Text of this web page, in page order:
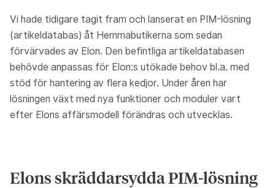
Vi hade tidigare tagit fram och lanserat en PIM-lösning
(artikeldatabas) åt Hemmabutikerna som sedan
förvärvades av Elon. Den befintliga artikeldatabasen
behövde anpassas för Elon:s utökade behov bl.a. med
stöd för hantering av flera kedjor. Under åren har
lösningen växt med nya funktioner och moduler vart
efter Elons affärsmodell förändras och utvecklas.
Elons skräddarsydda PIM-lösning